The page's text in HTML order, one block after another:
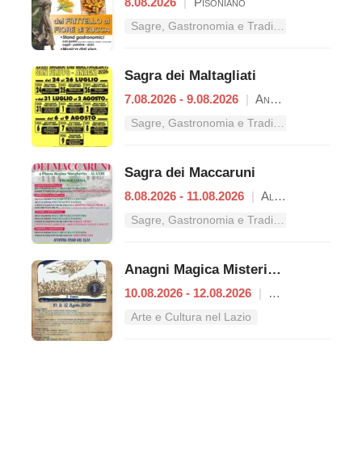
Sagre, Gastronomia e Tradizioni nel Lazio
Sagra dei Maltagliati
7.08.2026 - 9.08.2026 | Anagni
Sagre, Gastronomia e Tradizioni nel Lazio
Sagra dei Maccaruni
8.08.2026 - 11.08.2026 | Alatri
Sagre, Gastronomia e Tradizioni nel Lazio
Anagni Magica Misteriosa
10.08.2026 - 12.08.2026 |
Arte e Cultura nel Lazio